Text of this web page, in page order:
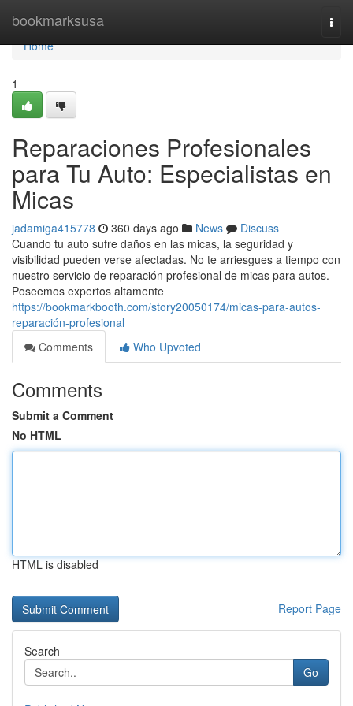
bookmarksusa
Home
Home
1
Reparaciones Profesionales
para Tu Auto: Especialistas en
Micas
jadamiga415778 360 days ago News
Discuss
Cuando tu auto sufre daños en las micas, la seguridad y
visibilidad pueden verse afectadas. No te arriesgues a tiempo con
nuestro servicio de reparación profesional de micas para autos.
Poseemos expertos altamente
https://bookmarkbooth.com/story20050174/micas-para-autos-
reparación-profesional
Comments
Who Upvoted
Comments
Submit a Comment
No HTML
HTML is disabled
Report Page
Search
Go